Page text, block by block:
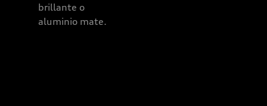
brillante o
aluminio mate.